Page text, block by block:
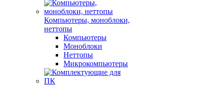
Компьютеры, моноблоки,
неттопы
Компьютеры
Моноблоки
Неттопы
Микрокомпьютеры